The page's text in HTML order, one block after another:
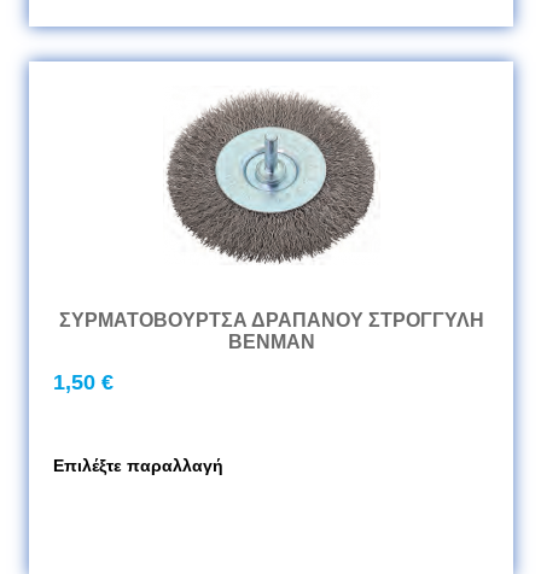
ΣΥΡΜΑΤΟΒΟΥΡΤΣΑ ΔΡΑΠΑΝΟΥ ΣΤΡΟΓΓΥΛΗ
BENMAN
1,50 €
Επιλέξτε παραλλαγή